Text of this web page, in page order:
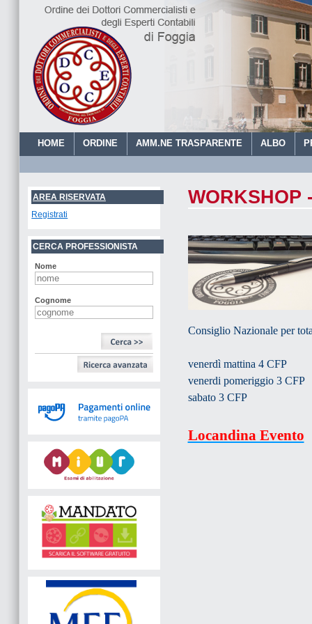
HOME ORDINE AMM.NE TRASPARENTE ALBO
AREA RISERVATA
Registrati
CERCA PROFESSIONISTA
Nome
Cognome
ORDINE DEI
WORKSHOP
Consiglio Nazionale per
venerdì mattina 4 CFP
venerdi pomeriggio 3 CFP
sabato 3 CFP
Locandina Evento